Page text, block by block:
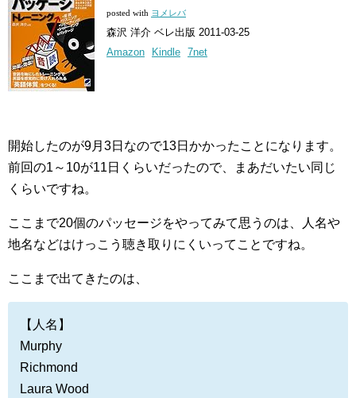
posted with ヨメレバ
森沢 洋介 ベレ出版 2011-03-25
Amazon
Kindle 7net
開始したのが9月3日なので13日かかったことになります。
前回の1～10が11日くらいだったので、まあだいたい同じ
くらいですね。
ここまで20個のパッセージをやってみて思うのは、人名や
地名などはけっこう聴き取りにくいってことですね。
ここまで出てきたのは、
【人名】
Murphy
Richmond
Laura Wood